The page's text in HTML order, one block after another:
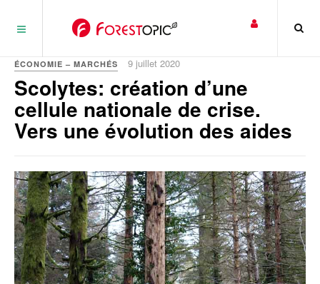
ÉCONOMIE – MARCHÉS 9 juillet 2020
Scolytes: création d’une
cellule nationale de crise.
Vers une évolution des aides